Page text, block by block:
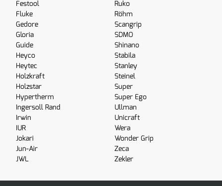
Festool
Fluke
Gedore
Gloria
Guide
Heyco
Heytec
Holzkraft
Holzstar
Hypertherm
Ingersoll Rand
Irwin
IUR
Jokari
Jun-Air
JWL
Ruko
Röhm
Scangrip
SDMO
Shinano
Stabila
Stanley
Steinel
Super
Super Ego
Ullman
Unicraft
Wera
Wonder Grip
Zeca
Zekler